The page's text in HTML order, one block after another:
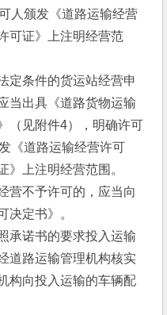
人颁发《道路运输经营
可证》上注明经营范
条件的货运站经营申
当出具《道路货物运输
（见附件4），明确许可
《道路运输经营许可
》上注明经营范围。
不予许可的，应当向
决定书》。
诺书的要求投入运输
道路运输管理机构核实
构向投入运输的车辆配